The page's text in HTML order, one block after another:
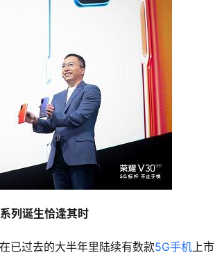
列诞生恰逢其时
已过去的大半年里陆续有数款5G手机上